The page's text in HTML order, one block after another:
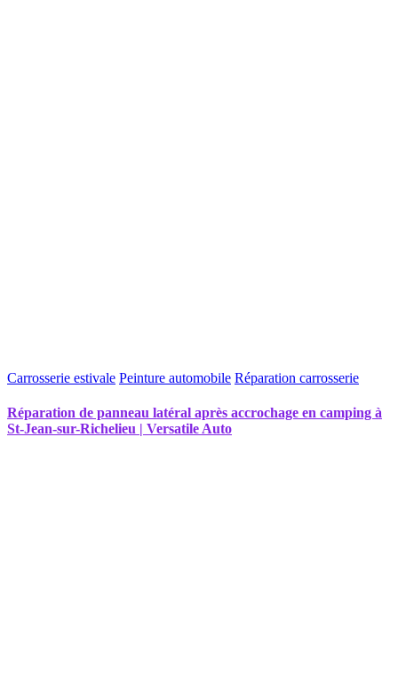
Carrosserie estivale Peinture automobile Réparation carrosserie
Réparation de panneau latéral après accrochage en camping à
St-Jean-sur-Richelieu | Versatile Auto